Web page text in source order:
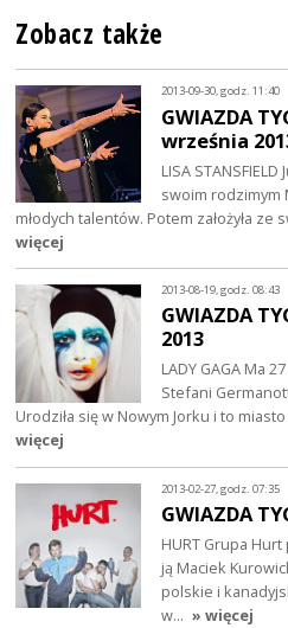
Zobacz także
2013-09-30, godz. 11:40
GWIAZDA
września
LISA
swoim
młodych talentów. Potem założyła
więcej
2013-08-19, godz. 08:43
GWIAZDA
2013
LADY GAGA Ma
Stefani
Urodziła się w Nowym Jorku i to
więcej
2013-02-27, godz. 07:35
GWIAZDA
HURT Grupa Hurt
ją Maciek
polskie i
w… » więcej